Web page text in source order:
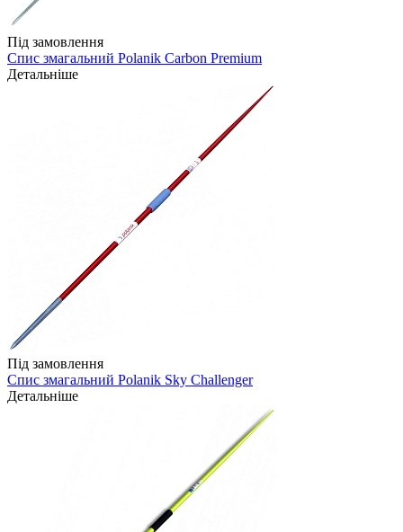
Під замовлення
Спис змагальний Polanik Carbon Premium
Детальніше
Під замовлення
Спис змагальний Polanik Sky Challenger
Детальніше